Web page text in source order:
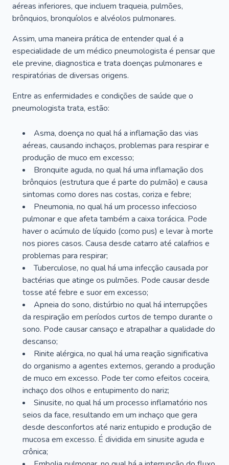
aéreas inferiores, que incluem traqueia, pulmões,
brônquios, bronquíolos e alvéolos pulmonares.
Assim, uma maneira prática de entender qual é a
especialidade de um médico pneumologista é pensar que
ele previne, diagnostica e trata doenças pulmonares e
respiratórias de diversas origens.
Entre as enfermidades e condições de saúde que o
pneumologista trata, estão:
Asma, doença no qual há a inflamação das vias
aéreas, causando inchaços, problemas para respirar e
produção de muco em excesso;
Bronquite aguda, no qual há uma inflamação dos
brônquios (estrutura que é parte do pulmão) e causa
sintomas como dores nas costas, coriza e febre;
Pneumonia, no qual há um processo infeccioso
pulmonar e que afeta também a caixa torácica. Pode
haver o acúmulo de líquido (como pus) e levar à morte
nos piores casos. Causa desde catarro até calafrios e
problemas para respirar;
Tuberculose, no qual há uma infecção causada por
bactérias que atinge os pulmões. Pode causar desde
tosse até febre e suor em excesso;
Apneia do sono, distúrbio no qual há interrupções
da respiração em períodos curtos de tempo durante o
sono. Pode causar cansaço e atrapalhar a qualidade do
descanso;
Rinite alérgica, no qual há uma reação significativa
do organismo a agentes externos, gerando a produção
de muco em excesso. Pode ter como efeitos coceira,
inchaço dos olhos e entupimento do nariz;
Sinusite, no qual há um processo inflamatório nos
seios da face, resultando em um inchaço que gera
desde desconfortos até nariz entupido e produção de
mucosa em excesso. É dividida em sinusite aguda e
crônica;